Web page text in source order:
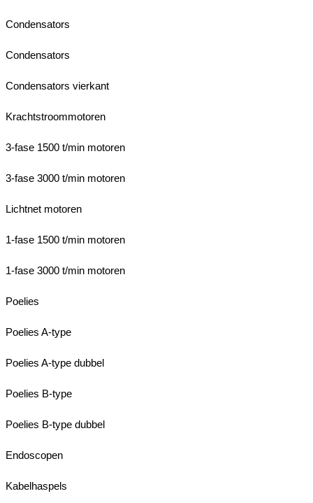
Condensators
Condensators
Condensators vierkant
Krachtstroommotoren
3-fase 1500 t/min motoren
3-fase 3000 t/min motoren
Lichtnet motoren
1-fase 1500 t/min motoren
1-fase 3000 t/min motoren
Poelies
Poelies A-type
Poelies A-type dubbel
Poelies B-type
Poelies B-type dubbel
Endoscopen
Kabelhaspels